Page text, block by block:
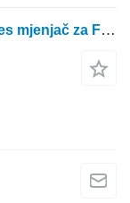
Fiat 680 DT 780 parts, ersatzteile, pieces mjenjač za Fiat 680 DT 780 traktora na kotačima